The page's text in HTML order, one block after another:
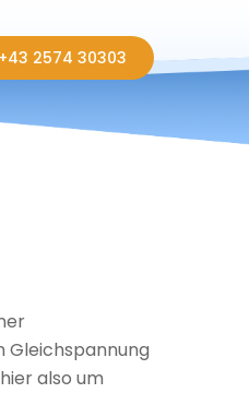
+43 2574 30303
Gleichspannung
also um